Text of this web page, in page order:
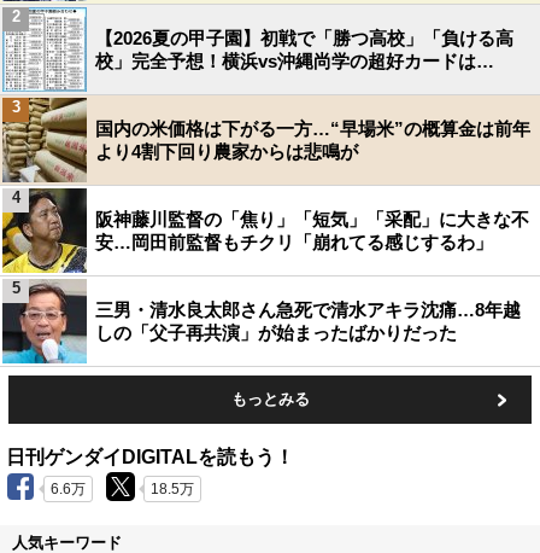
【2026夏の甲子園】初戦で「勝つ高校」「負ける高
校」完全予想！横浜vs沖縄尚学の超好カードは…
2
国内の米価格は下がる一方…“早場米”の概算金は前年
より4割下回り農家からは悲鳴が
3
阪神藤川監督の「焦り」「短気」「采配」に大きな不
安…岡田前監督もチクリ「崩れてる感じするわ」
4
三男・清水良太郎さん急死で清水アキラ沈痛…8年越
しの「父子再共演」が始まったばかりだった
5
もっとみる
日刊ゲンダイDIGITALを読もう！
6.6万 18.5万
人気キーワード